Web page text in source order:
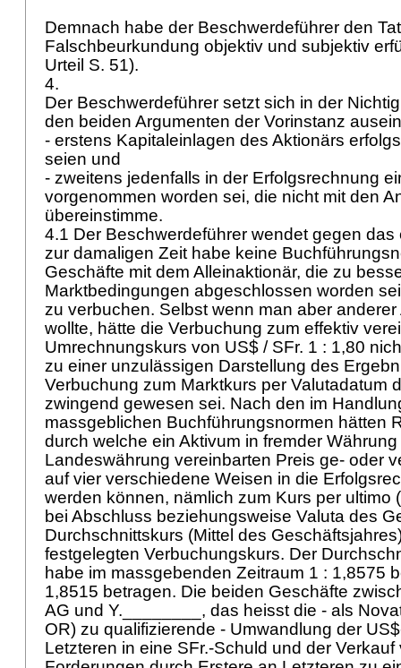
Demnach habe der Beschwerdeführer den
Falschbeurkundung objektiv und subjektiv
Urteil S. 51).
4.
Der Beschwerdeführer setzt sich in der
den beiden Argumenten der Vorinstanz
- erstens Kapitaleinlagen des Aktionärs
seien und
- zweitens jedenfalls in der Erfolgsrechnung
vorgenommen worden sei, die nicht mit den
übereinstimme.
4.1 Der Beschwerdeführer wendet gegen das
zur damaligen Zeit habe keine
Geschäfte mit dem Alleinaktionär, die zu
Marktbedingungen abgeschlossen worden
zu verbuchen. Selbst wenn man aber
wollte, hätte die Verbuchung zum effektiv
Umrechnungskurs von US$ / SFr. 1 : 1,80
zu einer unzulässigen Darstellung des
Verbuchung zum Marktkurs per Valutadatum
zwingend gewesen sei. Nach den im
massgeblichen Buchführungsnormen hätten
durch welche ein Aktivum in fremder
Landeswährung vereinbarten Preis ge- oder
auf vier verschiedene Weisen in die
werden können, nämlich zum Kurs per ultimo
bei Abschluss beziehungsweise Valuta des
Durchschnittskurs (Mittel des
festgelegten Verbuchungskurs. Der
habe im massgebenden Zeitraum 1 : 1,8575
1,8515 betragen. Die beiden Geschäfte
AG und Y.________, das heisst die - als
OR) zu qualifizierende - Umwandlung der
Letzteren in eine SFr.-Schuld und der Verkauf